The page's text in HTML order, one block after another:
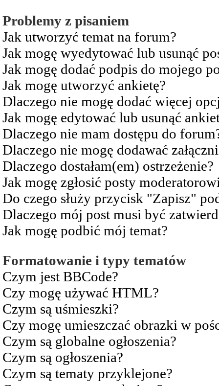
Problemy z pisaniem
Jak utworzyć temat na forum?
Jak mogę wyedytować lub usunąć
Jak mogę dodać podpis do mojego
Jak mogę utworzyć ankietę?
Dlaczego nie mogę dodać więcej
Jak mogę edytować lub usunąć
Dlaczego nie mam dostępu do
Dlaczego nie mogę dodawać
Dlaczego dostałam(em) ostrzeżenie?
Jak mogę zgłosić posty
Do czego służy przycisk "Zapisz"
Dlaczego mój post musi być
Jak mogę podbić mój temat?
Formatowanie i typy tematów
Czym jest BBCode?
Czy mogę używać HTML?
Czym są uśmieszki?
Czy mogę umieszczać obrazki w
Czym są globalne ogłoszenia?
Czym są ogłoszenia?
Czym są tematy przyklejone?